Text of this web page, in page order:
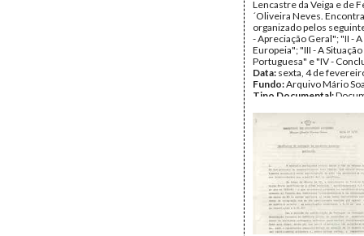
Lencastre da Veiga e de
´Oliveira Neves.
organizado pelos
- Apreciação Geral"; "II -
Europeia"; "III - A Situação
Portuguesa" e "IV -
Data: sexta, 4 de
Fundo:Arquivo Mário
Tipo Documental: